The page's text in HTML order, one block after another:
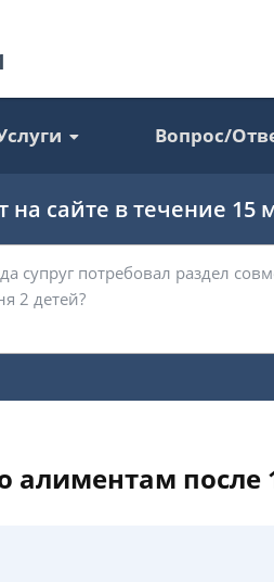
Вопрос/
на сайте в течение 15
алиментам после